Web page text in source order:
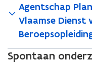
Agentschap
Vlaamse Dienst
Spontaan